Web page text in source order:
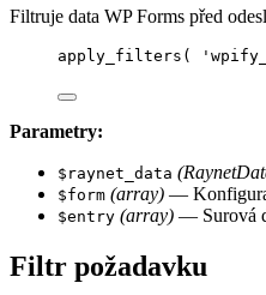
Filtruje data WP Forms před
apply_filters ( '
Parametry:
$raynet_data
$form (array) —
$entry (array) — Surová
Filtr požadavku